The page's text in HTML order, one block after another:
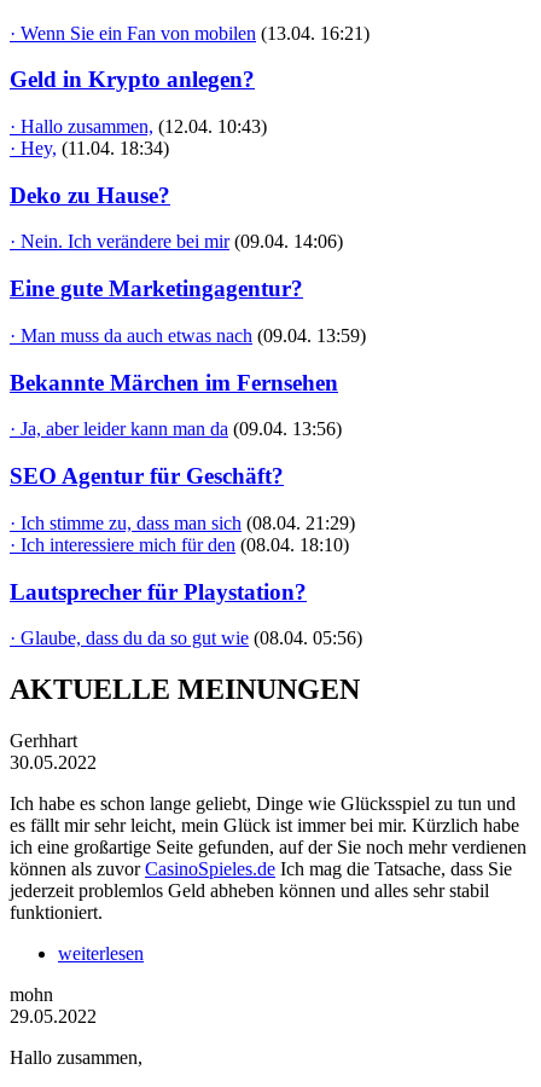
· Wenn Sie ein Fan von mobilen (13.04. 16:21)
Geld in Krypto anlegen?
· Hallo zusammen, (12.04. 10:43)
· Hey, (11.04. 18:34)
Deko zu Hause?
· Nein. Ich verändere bei mir (09.04. 14:06)
Eine gute Marketingagentur?
· Man muss da auch etwas nach (09.04. 13:59)
Bekannte Märchen im Fernsehen
· Ja, aber leider kann man da (09.04. 13:56)
SEO Agentur für Geschäft?
· Ich stimme zu, dass man sich (08.04. 21:29)
· Ich interessiere mich für den (08.04. 18:10)
Lautsprecher für Playstation?
· Glaube, dass du da so gut wie (08.04. 05:56)
AKTUELLE MEINUNGEN
Gerhhart
30.05.2022
Ich habe es schon lange geliebt, Dinge wie Glücksspiel zu tun und
es fällt mir sehr leicht, mein Glück ist immer bei mir. Kürzlich habe
ich eine großartige Seite gefunden, auf der Sie noch mehr verdienen
können als zuvorCasinoSpieles.de Ich mag die Tatsache, dass Sie
jederzeit problemlos Geld abheben können und alles sehr stabil
funktioniert.
weiterlesen
mohn
29.05.2022
Hallo zusammen,